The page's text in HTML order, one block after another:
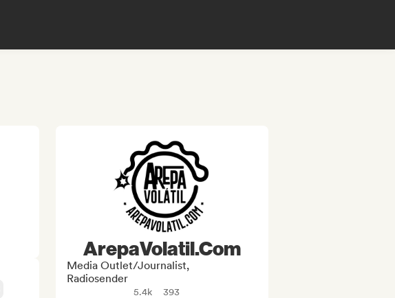
ArepaVolatil.Com
Media Outlet/Journalist,
Radiosender
5.4k
393